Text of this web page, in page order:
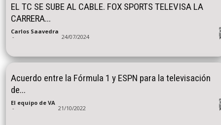
EL TC SE SUBE AL CABLE. FOX SPORTS TELEVISA LA
CARRERA...
Carlos Saavedra
- 24/07/2024
Acuerdo entre la Fórmula 1 y ESPN para la televisación
de...
El equipo de VA
- 21/10/2022